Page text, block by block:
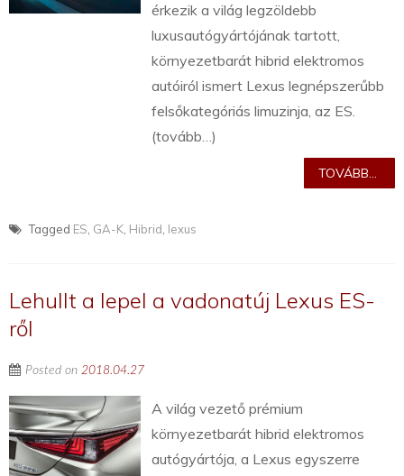
érkezik a világ legzöldebb
luxusautógyártójának tartott,
környezetbarát hibrid elektromos
autóiról ismert Lexus legnépszerűbb
felsőkategóriás limuzinja, az ES.
(tovább…)
TOVÁBB...
Tagged ES GA-K Hibrid lexus
Lehullt a lepel a vadonatúj Lexus ES-
ről
Posted on 2018.04.27
A világ vezető prémium
környezetbarát hibrid elektromos
autógyártója, a Lexus egyszerre